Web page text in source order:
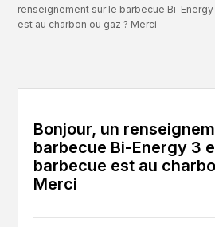
renseignement sur le barbecue Bi-
est au charbon ou gaz ? Merci
Bonjour, un
barbecue Bi-Energy 3
barbecue est au
Merci